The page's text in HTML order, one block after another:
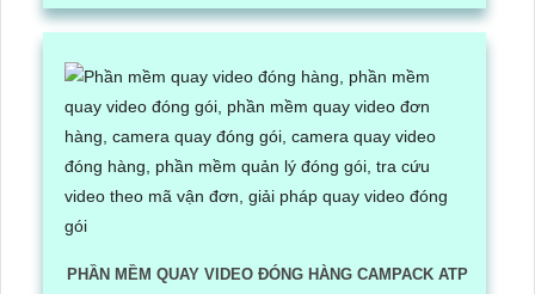
PHẦN MỀM QUAY VIDEO ĐÓNG HÀNG CAMPACK ATP